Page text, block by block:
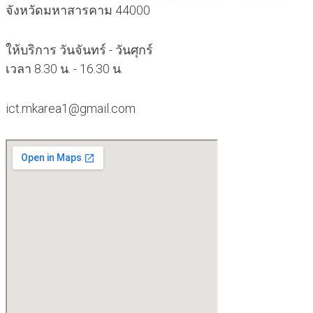
จังหวัดมหาสารคาม 44000
ให้บริการ วันจันทร์ - วันศุกร์
เวลา 8.30 น. - 16.30 น.
ict.mkarea1@gmail.com